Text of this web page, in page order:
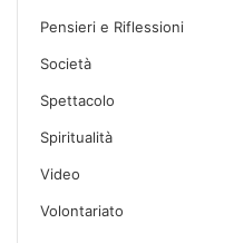
Pensieri e Riflessioni
Società
Spettacolo
Spiritualità
Video
Volontariato